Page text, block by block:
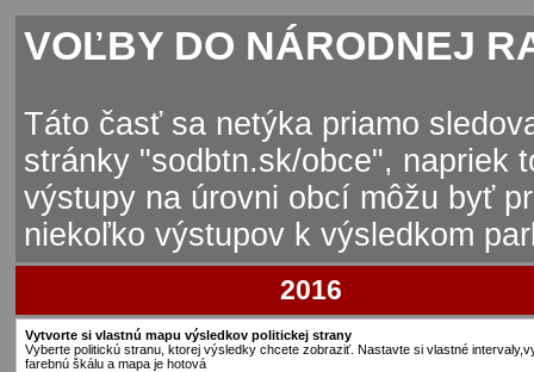
VOĽBY DO NÁRODNEJ
Táto časť sa netýka priamo
stránky "sodbtn.sk/obce", napriek
výstupy na úrovni obcí môžu byť
niekoľko výstupov k výsledkom
2016
Vytvorte si vlastnú mapu výsledkov politickej strany
Vyberte politickú stranu, ktorej výsledky chcete zobraziť. Nastavte si vlastné
farebnú škálu a mapa je hotová